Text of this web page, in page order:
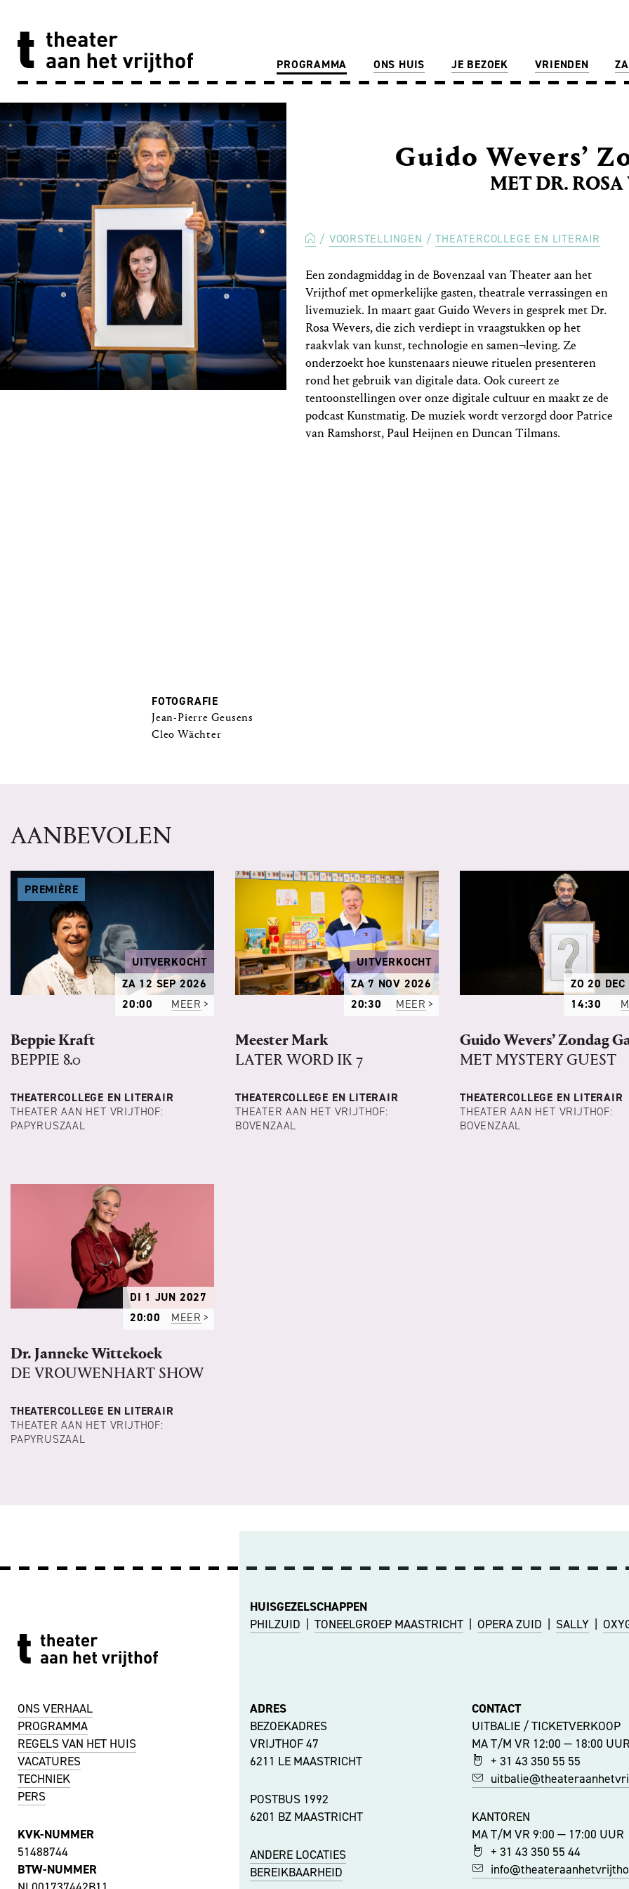
PROGRAMMA ONS HUIS JE BEZOEK VRIENDEN
MET DR. ROSA
Guido Wevers’
VOORSTELLINGEN THEATERCOLLEGE EN LITERAIR
Een zondagmiddag in de Bovenzaal van Theater aan het
Vrijthof met opmerkelijke gasten, theatrale verrassingen en
livemuziek. In maart gaat Guido Wevers in gesprek met Dr.
Rosa Wevers, die zich verdiept in vraagstukken op het
raakvlak van kunst, technologie en samen¬leving. Ze
onderzoekt hoe kunstenaars nieuwe rituelen presenteren
rond het gebruik van digitale data. Ook cureert ze
tentoonstellingen over onze digitale cultuur en maakt ze de
podcast Kunstmatig. De muziek wordt verzorgd door Patrice
van Ramshorst, Paul Heijnen en Duncan Tilmans.
FOTOGRAFIE
Jean-Pierre Geusens
Cleo Wächter
AANBEVOLEN
PREMIÈRE
UITVERKOCHT
ZA 12 SEP 2026
20:00
MEER
Beppie Kraft
BEPPIE 8.0
THEATERCOLLEGE EN LITERAIR
THEATER AAN HET VRIJTHOF:
PAPYRUSZAAL
UITVERKOCHT
ZA 7 NOV 2026
20:30
MEER
Meester Mark
LATER WORD IK 7
THEATERCOLLEGE EN LITERAIR
THEATER AAN HET VRIJTHOF:
BOVENZAAL
ZO 20
14:30
Guido Wevers’ Zondag
MET MYSTERY GUEST
THEATERCOLLEGE EN LITERAIR
THEATER AAN HET VRIJTHOF:
BOVENZAAL
DI 1 JUN 2027
20:00
MEER
Dr. Janneke Wittekoek
DE VROUWENHART SHOW
THEATERCOLLEGE EN LITERAIR
THEATER AAN HET VRIJTHOF:
PAPYRUSZAAL
ONS VERHAAL
PROGRAMMA
REGELS VAN HET HUIS
VACATURES
TECHNIEK
PERS
KVK-NUMMER
51488744
BTW-NUMMER
HUISGEZELSCHAPPEN
PHILZUID | TONEELGROEP MAASTRICHT | OPERA ZUID | SALLY |
ADRES
BEZOEKADRES
VRIJTHOF 47
6211 LE MAASTRICHT
POSTBUS 1992
6201 BZ MAASTRICHT
ANDERE LOCATIES
BEREIKBAARHEID
CONTACT
UITBALIE / TICKETVERKOOP
MA T/M VR 12:00 — 18:00
+ 31 43 350 55 55
KANTOREN
MA T/M VR 9:00 — 17:00 UUR
+ 31 43 350 55 44